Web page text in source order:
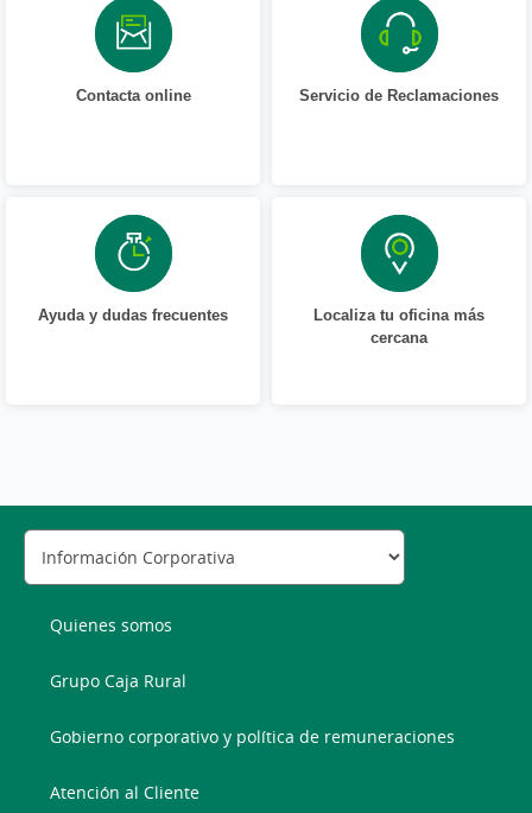
Contacta online Servicio de Reclamaciones
Ayuda y dudas frecuentes
Localiza tu oficina más
cercana
Quienes somos
Grupo Caja Rural
Gobierno corporativo y política de remuneraciones
Atención al Cliente